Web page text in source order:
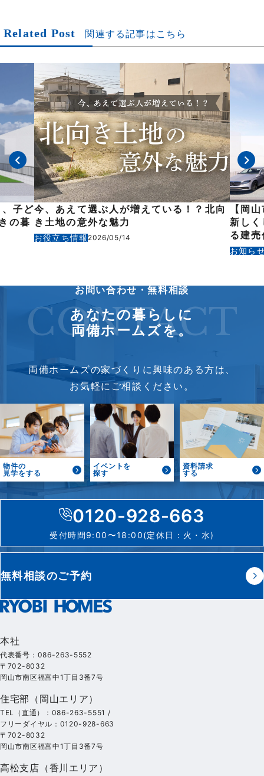
Related Post 関連する記事はこちら
子ど
の暮
今、あえて選ぶ人が増えている！？北向
き土地の意外な魅力
お役立ち情報 2026/05/14
【岡
新し
る建
お知ら
お問い合わせ・無料相談
CONTACT
あなたの暮らしに
両備ホームズを。
両備ホームズの家づくりに興味のある方は、
お気軽にご相談ください。
物件の
見学をする
イベントを
探す
資料請求
する
0120-928-663
受付時間9:00〜18:00(定休日：火・水)
無料相談のご予約
本社
代表番号：086-263-5552
〒702-8032
岡山市南区福富中1丁目3番7号
住宅部（岡山エリア）
TEL（直通）：086-263-5551 /
フリーダイヤル：0120-928-663
〒702-8032
岡山市南区福富中1丁目3番7号
高松支店（香川エリア）